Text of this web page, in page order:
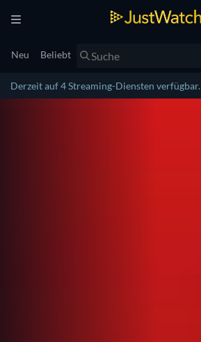
Neu Beliebt
Derzeit auf 4 Streaming-Diensten verfügbar.